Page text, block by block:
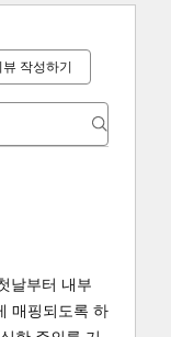
뷰 작성하기
날부터 내부
매핑되도록 하